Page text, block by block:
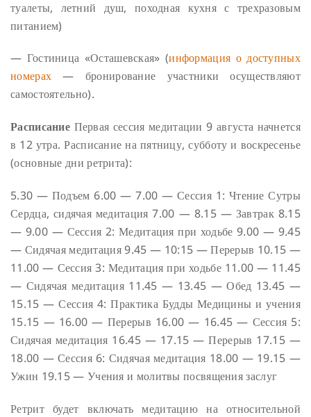
туалеты, летний душ, походная кухня с трехразовым
питанием)
— Гостиница «Осташевская» (информация о доступных
номерах— бронирование участники осуществляют
самостоятельно).
Расписание Первая сессия медитации 9 августа начнется
в 12 утра. Расписание на пятницу, субботу и воскресенье
(основные дни ретрита):
5.30 — Подъем 6.00 — 7.00 — Сессия 1: Чтение Сутры
Сердца, сидячая медитация 7.00 — 8.15 — Завтрак8.15
— 9.00 — Сессия 2: Медитация при ходьбе 9.00 — 9.45
— Сидячая медитация9.45 — 10:15 — Перерыв 10.15 —
11.00 — Сессия 3: Медитация при ходьбе 11.00 — 11.45
— Сидячая медитация11.45 — 13.45 — Обед 13.45 —
15.15 — Сессия 4: Практика Будды Медицины и учения
15.15 — 16.00 — Перерыв 16.00 — 16.45 — Сессия 5:
Сидячая медитация 16.45 — 17.15 — Перерыв 17.15 —
18.00 — Сессия 6: Сидячая медитация 18.00 — 19.15 —
Ужин 19.15 — Учения и молитвы посвящения заслуг
Ретрит будет включать медитацию на относительной